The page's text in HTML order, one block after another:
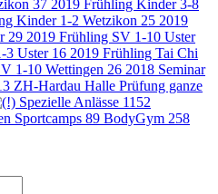
37 2019 Frühling Kinder 3-8
Kinder 1-2 Wetzikon 25 2019
29 2019 Frühling SV 1-10 Uster
3 Uster 16 2019 Frühling Tai Chi
1-10 Wettingen 26 2018 Seminar
ZH-Hardau Halle Prüfung ganze
Spezielle Anlässe 1152
Sportcamps 89 BodyGym 258